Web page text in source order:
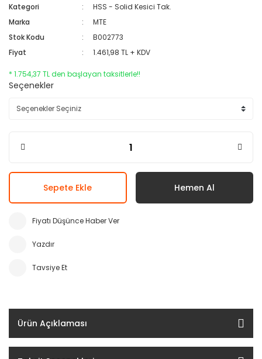
Kategori
HSS - Solid Kesici Tak.
Marka
MTE
Stok Kodu
B002773
Fiyat
1.461,98 TL + KDV
* 1.754,37 TL den başlayan taksitlerle!!
Seçenekler
Sepete Ekle Hemen Al
Fiyatı Düşünce Haber Ver
Yazdır
Tavsiye Et
Ürün Açıklaması